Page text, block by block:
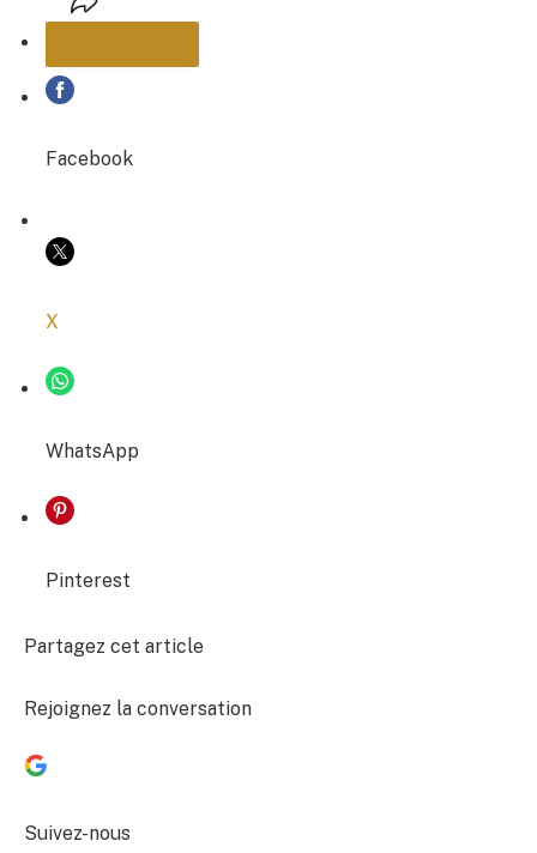
PARTAGER
COPIER LE LIEN
Facebook
X
WhatsApp
Pinterest
Partagez cet article
Rejoignez la conversation
Suivez-nous